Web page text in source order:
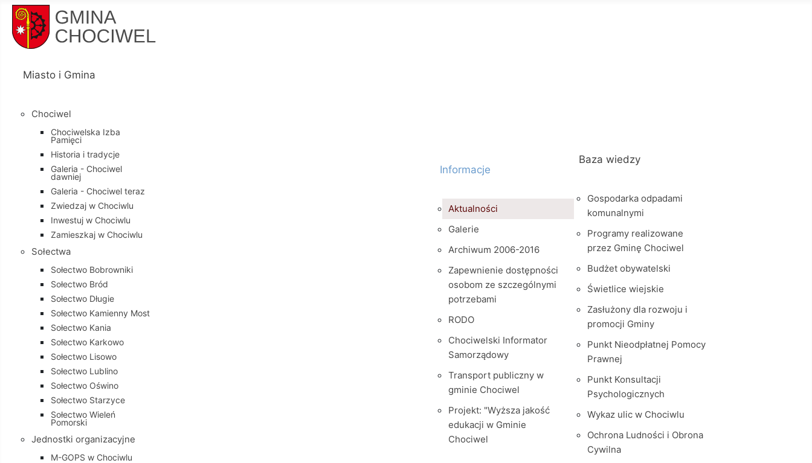
Miasto i Gmina
Chociwel
Chociwelska Izba
Pamięci
Historia i tradycje
Galeria - Chociwel
dawniej
Galeria - Chociwel teraz
Zwiedzaj w Chociwlu
Inwestuj w Chociwlu
Zamieszkaj w Chociwlu
Sołectwa
Sołectwo Bobrowniki
Sołectwo Bród
Sołectwo Długie
Sołectwo Kamienny Most
Sołectwo Kania
Sołectwo Karkowo
Sołectwo Lisowo
Sołectwo Lublino
Sołectwo Oświno
Sołectwo Starzyce
Sołectwo Wieleń
Pomorski
Jednostki organizacyjne
M-GOPS w Chociwlu
Informacje
Aktualności
Galerie
Archiwum 2006-2016
Zapewnienie dostępności
osobom ze szczególnymi
potrzebami
RODO
Chociwelski Informator
Samorządowy
Transport publiczny w
gminie Chociwel
Projekt: "Wyższa jakość
edukacji w Gminie
Chociwel
Baza wiedzy
Gospodarka odpadami
komunalnymi
Programy realizowane
przez Gminę Chociwel
Budżet obywatelski
Świetlice wiejskie
Zasłużony dla rozwoju i
promocji Gminy
Punkt Nieodpłatnej Pomocy
Prawnej
Punkt Konsultacji
Psychologicznych
Wykaz ulic w Chociwlu
Ochrona Ludności i Obrona
Cywilna